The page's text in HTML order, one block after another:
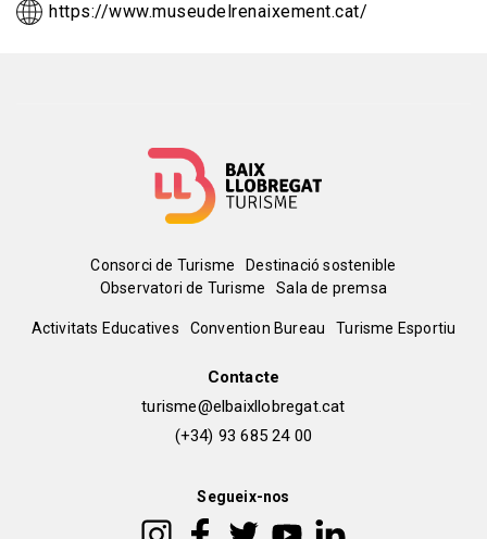
https://www.museudelrenaixement.cat/
Menú
del
Consorci de Turisme
Destinació sostenible
Observatori de Turisme
Sala de premsa
Peu
Activitats Educatives Convention Bureau Turisme Esportiu
Contacte
turisme@elbaixllobregat.cat
(+34) 93 685 24 00
Segueix-nos